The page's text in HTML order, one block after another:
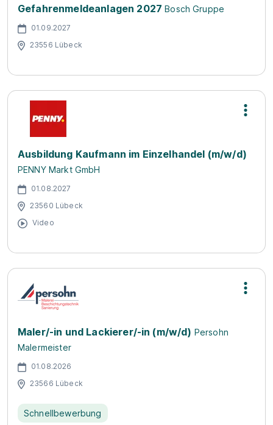
Gefahrenmeldeanlagen 2027 Bosch Gruppe
01.09.2027
23556 Lübeck
Ausbildung Kaufmann im Einzelhandel (m/w/d)
PENNY Markt GmbH
01.08.2027
23560 Lübeck
Video
Maler/-in und Lackierer/-in (m/w/d) Persohn
Malermeister
01.08.2026
23566 Lübeck
Schnellbewerbung